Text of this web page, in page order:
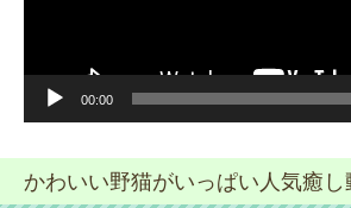
00:00
かわいい野猫がいっぱい人気癒し